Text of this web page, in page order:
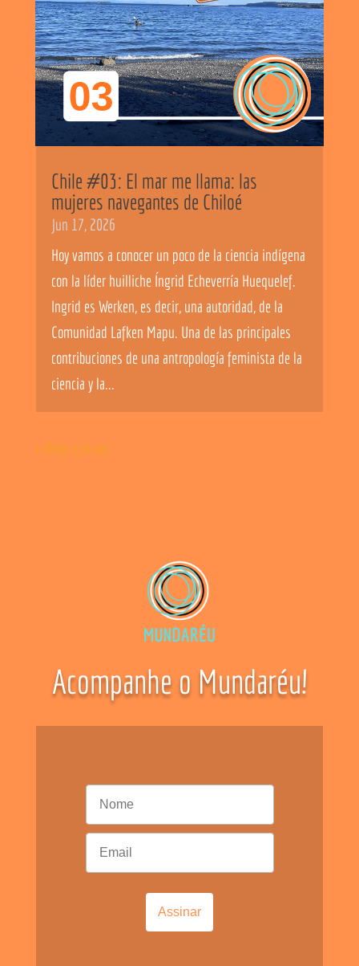
Chile #03: El mar me llama: las
mujeres navegantes de Chiloé
Jun 17, 2026
Hoy vamos a conocer un poco de la ciencia indígena
con la líder huilliche Íngrid Echeverría Huequelef.
Ingrid es Werken, es decir, una autoridad, de la
Comunidad Lafken Mapu. Una de las principales
contribuciones de una antropología feminista de la
ciencia y la...
« Older Entries
Acompanhe o Mundaréu!